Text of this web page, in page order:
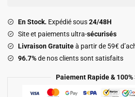
Monaco
Third
2025
2026
En Stock. Expédié sous24/48H
Site et paiements ultra-sécurisés
Livraison Gratuiteà partir de 59€
96.7%de nos clients sont satisfaits
Paiement Rapide &